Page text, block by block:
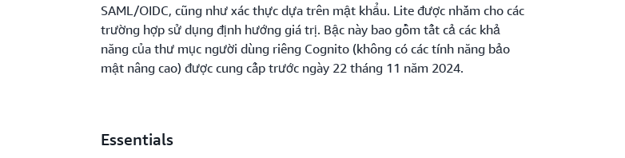
SAML/OIDC, cũng như xác thực dựa trên mật khẩu. Lite được nhắm cho các
trường hợp sử dụng định hướng giá trị. Bậc này bao gồm tất cả các khả
năng của thư mục người dùng riêng Cognito (không có các tính năng bảo
mật nâng cao) được cung cấp trước ngày 22 tháng 11 năm 2024.
Essentials